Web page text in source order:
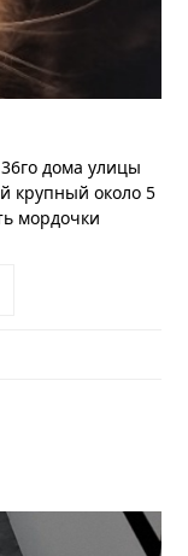
дома улицы
крупный около 5
мордочки